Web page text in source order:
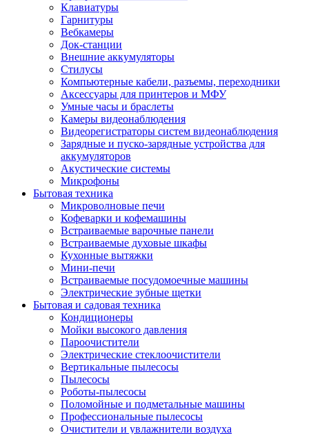
Клавиатуры
Гарнитуры
Вебкамеры
Док-станции
Внешние аккумуляторы
Стилусы
Компьютерные кабели, разъемы, переходники
Аксессуары для принтеров и МФУ
Умные часы и браслеты
Камеры видеонаблюдения
Видеорегистраторы систем видеонаблюдения
Зарядные и пуско-зарядные устройства для
аккумуляторов
Акустические системы
Микрофоны
Бытовая техника
Микроволновые печи
Кофеварки и кофемашины
Встраиваемые варочные панели
Встраиваемые духовые шкафы
Кухонные вытяжки
Мини-печи
Встраиваемые посудомоечные машины
Электрические зубные щетки
Бытовая и садовая техника
Кондиционеры
Мойки высокого давления
Пароочистители
Электрические стеклоочистители
Вертикальные пылесосы
Пылесосы
Роботы-пылесосы
Поломойные и подметальные машины
Профессиональные пылесосы
Очистители и увлажнители воздуха